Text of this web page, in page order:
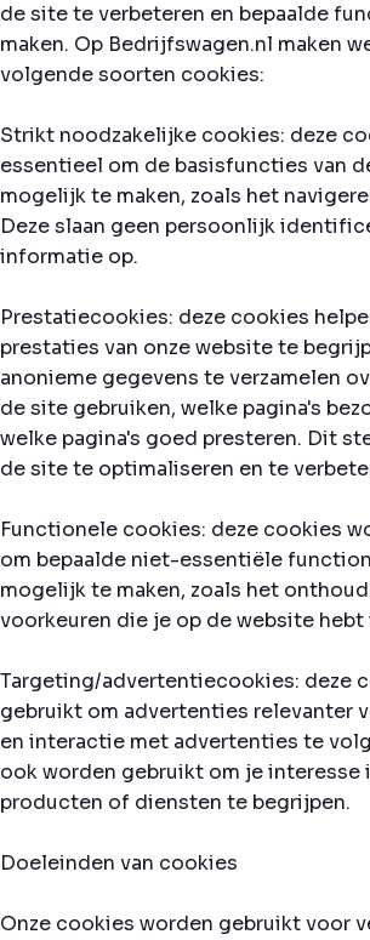
de site te verbeteren en bepaalde
maken. Op Bedrijfswagen.nl maken
volgende soorten cookies:
Strikt noodzakelijke cookies: deze
essentieel om de basisfuncties van
mogelijk te maken, zoals het
Deze slaan geen persoonlijk
informatie op.
Prestatiecookies: deze cookies
prestaties van onze website te
anonieme gegevens te verzamelen
de site gebruiken, welke pagina's
welke pagina's goed presteren. Dit
de site te optimaliseren en te
Functionele cookies: deze cookies
om bepaalde niet-essentiële
mogelijk te maken, zoals het
voorkeuren die je op de website
Targeting/advertentiecookies: deze
gebruikt om advertenties relevanter
en interactie met advertenties te
ook worden gebruikt om je interesse
producten of diensten te begrijpen.
Doeleinden van cookies
Onze cookies worden gebruikt voor